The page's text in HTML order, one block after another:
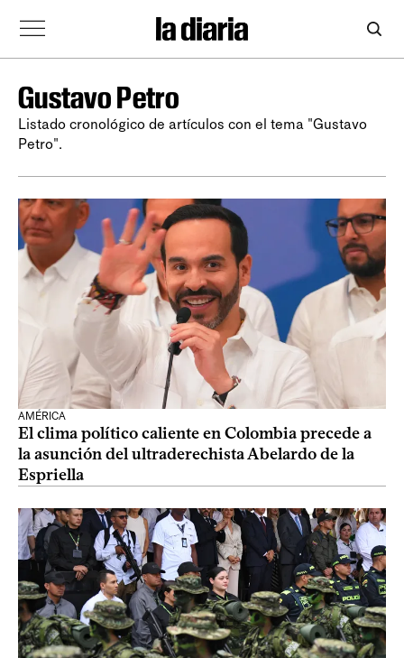
Gustavo Petro
Listado cronológico de artículos con el tema "Gustavo
Petro".
AMÉRICA
El clima político caliente en Colombia precede a
la asunción del ultraderechista Abelardo de la
Espriella